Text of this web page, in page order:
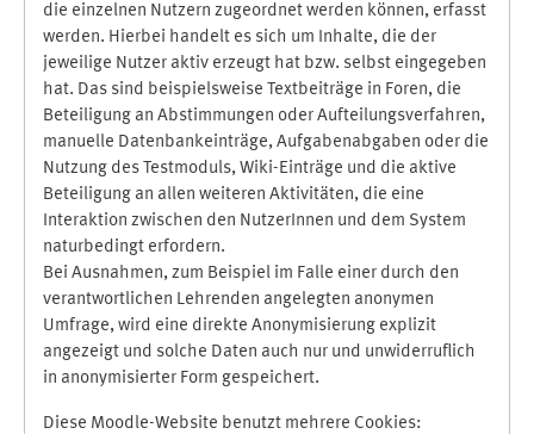
die einzelnen Nutzern zugeordnet werden können, erfasst
werden. Hierbei handelt es sich um Inhalte, die der
jeweilige Nutzer aktiv erzeugt hat bzw. selbst eingegeben
hat. Das sind beispielsweise Textbeiträge in Foren, die
Beteiligung an Abstimmungen oder Aufteilungsverfahren,
manuelle Datenbankeinträge, Aufgabenabgaben oder die
Nutzung des Testmoduls, Wiki-Einträge und die aktive
Beteiligung an allen weiteren Aktivitäten, die eine
Interaktion zwischen den NutzerInnen und dem System
naturbedingt erfordern.
Bei Ausnahmen, zum Beispiel im Falle einer durch den
verantwortlichen Lehrenden angelegten anonymen
Umfrage, wird eine direkte Anonymisierung explizit
angezeigt und solche Daten auch nur und unwiderruflich
in anonymisierter Form gespeichert.
Diese Moodle-Website benutzt mehrere Cookies: